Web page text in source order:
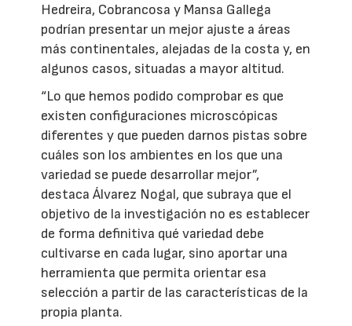
Hedreira, Cobrancosa y Mansa Gallega
podrían presentar un mejor ajuste a áreas
más continentales, alejadas de la costa y, en
algunos casos, situadas a mayor altitud.
“Lo que hemos podido comprobar es que
existen configuraciones microscópicas
diferentes y que pueden darnos pistas sobre
cuáles son los ambientes en los que una
variedad se puede desarrollar mejor”,
destaca Álvarez Nogal, que subraya que el
objetivo de la investigación no es establecer
de forma definitiva qué variedad debe
cultivarse en cada lugar, sino aportar una
herramienta que permita orientar esa
selección a partir de las características de la
propia planta.